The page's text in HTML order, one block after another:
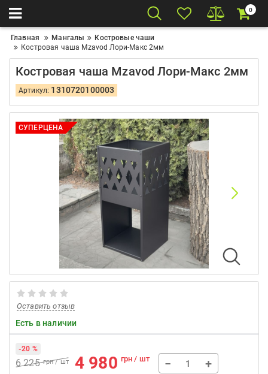
0
Главная Мангалы
Костровые чаши
Костровая чаша Mzavod Лори-Макс 2мм
Костровая чаша Mzavod Лори-Макс 2мм
Артикул: 1310720100003
СУПЕРЦЕНА
Оставить отзыв
Есть в наличии
6 225 грн / шт 4 980 грн / шт
-20 %
− +